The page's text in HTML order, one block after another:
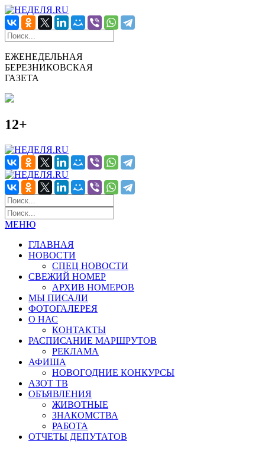
ЕЖЕНЕДЕЛЬНАЯ
БЕРЕЗНИКОВСКАЯ
ГАЗЕТА
12+
МЕНЮ
ГЛАВНАЯ
НОВОСТИ
СПЕЦ НОВОСТИ
СВЕЖИЙ НОМЕР
АРХИВ НОМЕРОВ
МЫ ПИСАЛИ
ФОТОГАЛЕРЕЯ
О НАС
КОНТАКТЫ
РАСПИСАНИЕ МАРШРУТОВ
РЕКЛАМА
АФИША
НОВОГОДНИЕ КОНКУРСЫ
АЗОТ ТВ
ОБЪЯВЛЕНИЯ
ЖИВОТНЫЕ
ЗНАКОМСТВА
РАБОТА
ОТЧЕТЫ ДЕПУТАТОВ